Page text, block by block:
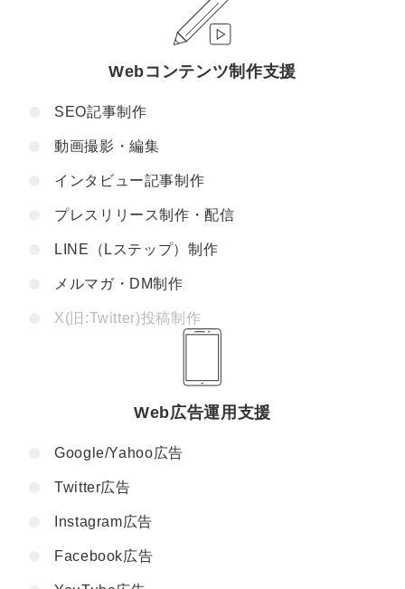
Webコンテンツ制作支援
SEO記事制作
動画撮影・編集
インタビュー記事制作
プレスリリース制作・配信
LINE（Lステップ）制作
メルマガ・DM制作
X(旧:Twitter)投稿制作
Web広告運用支援
Google/Yahoo広告
Twitter広告
Instagram広告
Facebook広告